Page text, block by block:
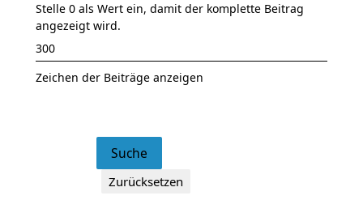
Stelle 0 als Wert ein, damit der komplette Beitrag
angezeigt wird.
Zeichen der Beiträge anzeigen